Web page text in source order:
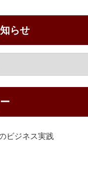
らせ
ビジネス実践